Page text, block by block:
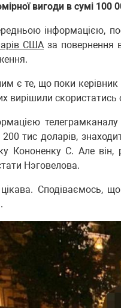
вигоди в сумі 100
інформацією,
США за повернення
є те, що поки
вирішили скористатись
телеграмканалу
200 тис доларів,
Кононенку С. Але
Нэговелова.
Сподіваємось,